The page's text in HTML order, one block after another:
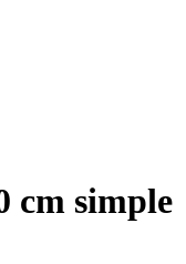
cm simple